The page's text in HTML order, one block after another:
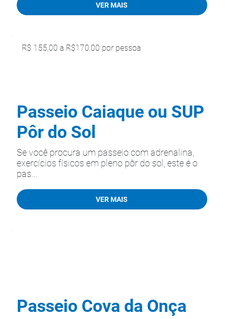
VER MAIS
Se você procura um passeio com adrenalina,
exercícios físicos em pleno pôr do sol, este é o
pas...
Passeio Caiaque ou SUP
Pôr do Sol
VER MAIS
R$ 155,00 a R$170,00 por pessoa
Passeio Cova da Onça